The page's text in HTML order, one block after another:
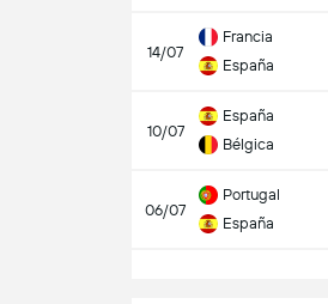
14/07
Francia
España
10/07
España
Bélgica
06/07
Portugal
España